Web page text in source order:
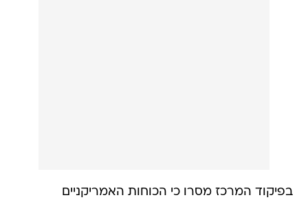
בפיקוד המרכז מסרו כי הכוחות האמריקניים